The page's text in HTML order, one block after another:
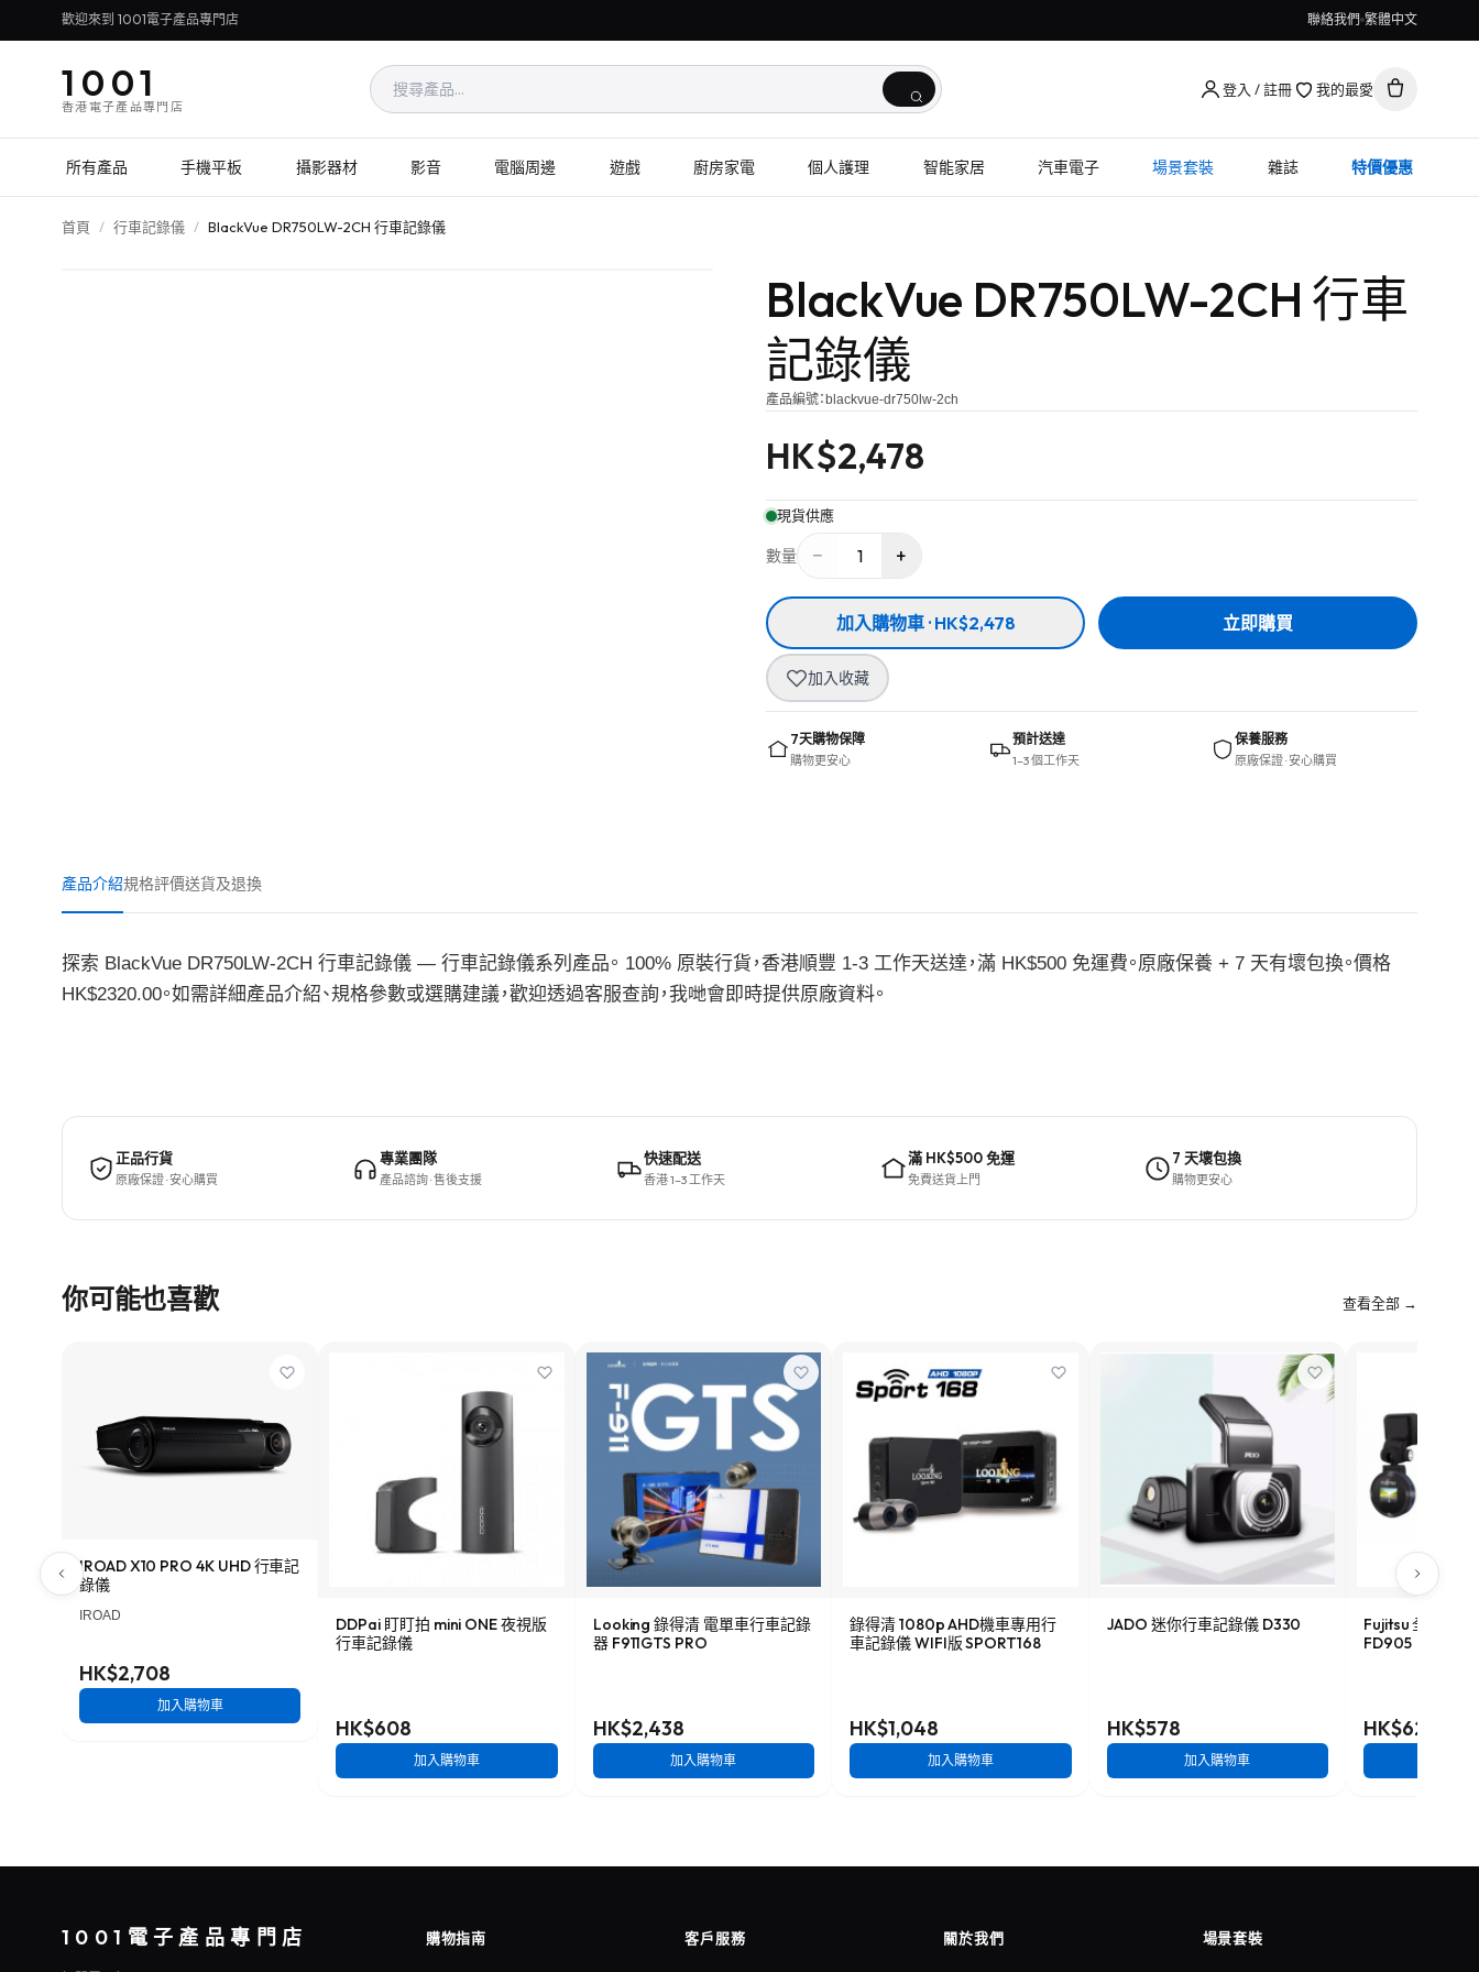
歡迎來到 1001電子產品專門店 聯絡我們 繁體中文
1001
香港電子產品專門店
登入 / 註冊 我的最愛
所有產品 手機平板 攝影器材 影音 電腦周邊 遊戲 廚房家電 個人護理 智能家居 汽車電子 場景套裝 雜誌 特價優惠
首頁 / 行車記錄儀 / BlackVue DR750LW-2CH 行車記錄儀
BlackVue DR750LW-2CH 行車
記錄儀
產品編號： blackvue-dr750lw-2ch
HK$2,478
現貨供應
數量 − 1 +
加入購物車 · HK$2,478 立即購買
加入收藏
7天購物保障
購物更安心
預計送達
1–3 個工作天
保養服務
原廠保證 · 安心購買
產品介紹規格評價送貨及退換
探索 BlackVue DR750LW-2CH 行車記錄儀 — 行車記錄儀系列產品。 100% 原裝行貨，香港順豐 1-3 工作天送達，滿 HK$500 免運費。原廠保養 + 7 天有壞包換。價格
HK$2320.00。如需詳細產品介紹、規格參數或選購建議，歡迎透過客服查詢，我哋會即時提供原廠資料。
正品行貨
原廠保證 · 安心購買
專業團隊
產品諮詢 · 售後支援
快速配送
香港 1–3 工作天
滿 HK$500 免運
免費送貨上門
7 天壞包換
購物更安心
你可能也喜歡 查看全部 →
IROAD X10 PRO 4K UHD 行車記
錄儀
IROAD
HK$2,708
加入購物車
DDPai 盯盯拍 mini ONE 夜視版
行車記錄儀
HK$608
加入購物車
Looking 錄得清 電單車行車記錄
器 F911GTS PRO
HK$2,438
加入購物車
錄得清 1080p AHD機車專用行
車記錄儀 WIFI版 SPORT168
HK$1,048
加入購物車
JADO 迷你行車記錄儀 D330
HK$578
加入購物車
Fujitsu 全高清行
FD905
HK$628
1001電子產品專門店 購物指南 客戶服務 關於我們 場景套裝